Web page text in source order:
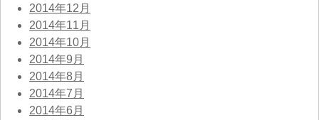
2014年12月
2014年11月
2014年10月
2014年9月
2014年8月
2014年7月
2014年6月